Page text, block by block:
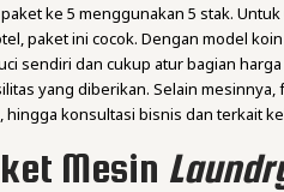
ke 5 menggunakan 5 stak.
paket ini cocok. Dengan model
sendiri dan cukup atur bagian
yang diberikan. Selain mesinnya,
hingga konsultasi bisnis dan terkait
Mesin